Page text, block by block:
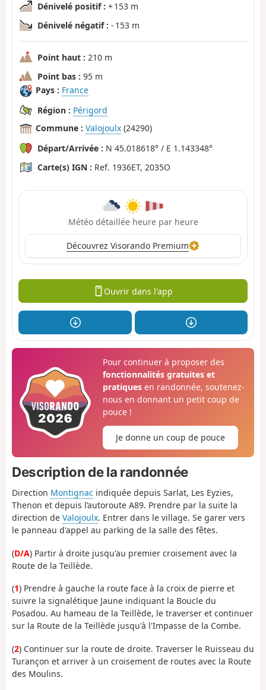
Dénivelé positif : + 153 m
Dénivelé négatif : - 153 m
Point haut : 210 m
Point bas : 95 m
Pays : France
Région : Périgord
Commune : Valojoulx (24290)
Départ/Arrivée : N 45.018618° / E 1.143348°
Carte(s) IGN : Ref. 1936ET, 2035O
Météo détaillée heure par heure
Découvrez Visorando Premium
Ouvrir dans l'app
Pour continuer à proposer des
fonctionnalités gratuites et
pratiquesen randonnée, soutenez-
nous en donnant un petit coup de
pouce !
Je donne un coup de pouce
Description de la randonnée
Direction Montignac indiquée depuis Sarlat, Les Eyzies,
Thenon et depuis l’autoroute A89. Prendre par la suite la
direction de Valojoulx. Entrer dans le village. Se garer vers
le panneau d'appel au parking de la salle des fêtes.
(D/A) Partir à droite jusqu'au premier croisement avec la
Route de la Teillède.
(1) Prendre à gauche la route face à la croix de pierre et
suivre la signalétique Jaune indiquant la Boucle du
Posadou. Au hameau de la Teillède, le traverser et continuer
sur la Route de la Teillède jusqu'à l'Impasse de la Combe.
(2) Continuer sur la route de droite. Traverser le Ruisseau du
Turançon et arriver à un croisement de routes avec la Route
des Moulins.